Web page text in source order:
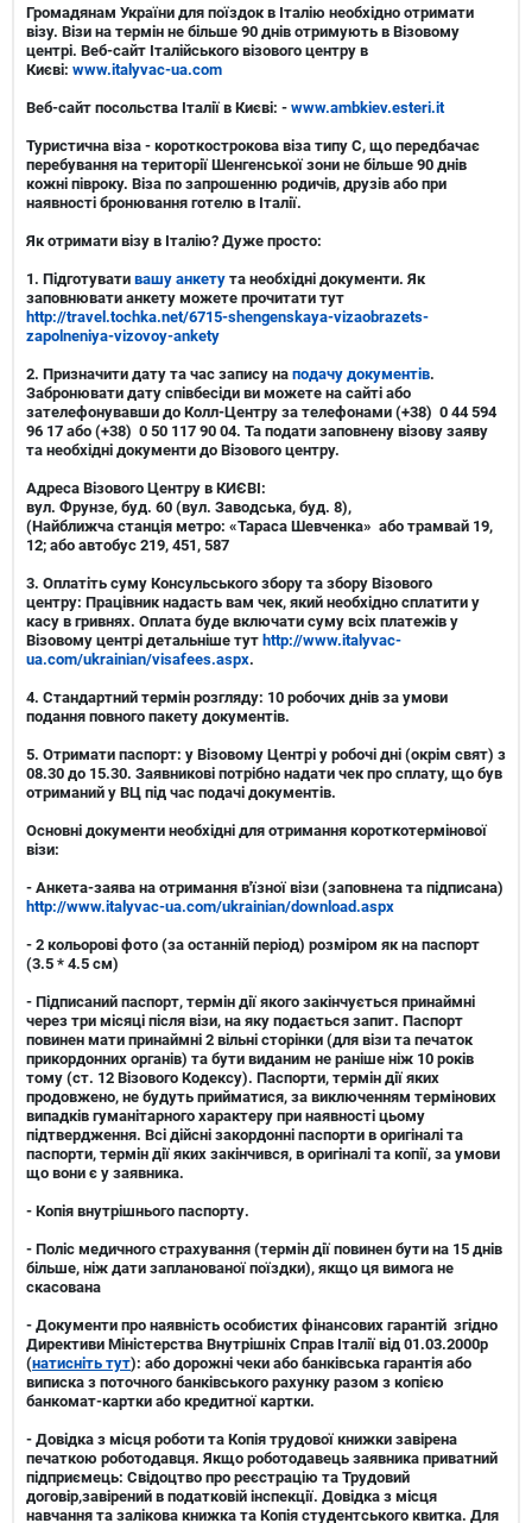
Громадянам України для поїздок в Італію необхідно отримати
візу. Візи на термін не більше 90 днів отримують в Візовому
центрі. Веб-сайт Італійського візового центру в
Києві: www.italyvac-ua.com
Веб-сайт посольства Італії в Києві: - www.ambkiev.esteri.it
Туристична віза - короткострокова віза типу С, що передбачає
перебування на території Шенгенської зони не більше 90 днів
кожні півроку. Віза по запрошенню родичів, друзів або при
наявності бронювання готелю в Італії.
Як отримати візу в Італію? Дуже просто:
1. Підготувати вашу анкету та необхідні документи. Як
заповнювати анкету можете прочитати тут
http://travel.tochka.net/6715-shengenskaya-vizaobrazets-
zapolneniya-vizovoy-ankety
2. Призначити дату та час запису на подачу документів.
Забронювати дату співбесіди ви можете на сайті або
зателефонувавши до Колл-Центру за телефонами (+38) 0 44 594
96 17 або (+38) 0 50 117 90 04. Та подати заповнену візову заяву
та необхідні документи до Візового центру.
Адреса Візового Центру в КИЄВІ:
вул. Фрунзе, буд. 60 (вул. Заводська, буд. 8),
(Найближча станція метро: «Тараса Шевченка» або трамвай 19,
12; або автобус 219, 451, 587
3. Оплатіть суму Консульського збору та збору Візового
центру: Працівник надасть вам чек, який необхідно сплатити у
касу в гривнях. Оплата буде включати суму всіх платежів у
Візовому центрі детальніше тут http://www.italyvac-
ua.com/ukrainian/visafees.aspx.
4. Стандартний термін розгляду: 10 робочих днів за умови
подання повного пакету документів.
5. Отримати паспорт: у Візовому Центрі у робочі дні (окрім свят) з
08.30 до 15.30. Заявникові потрібно надати чек про сплату, що був
отриманий у ВЦ під час подачі документів.
Основні документи необхідні для отримання короткотермінової
візи:
- Анкета-заява на отримання в'їзної візи (заповнена та підписана)
http://www.italyvac-ua.com/ukrainian/download.aspx
- 2 кольорові фото (за останній період) розміром як на паспорт
(3.5 * 4.5 см)
- Підписаний паспорт, термін дії якого закінчується принаймні
через три місяці після візи, на яку подається запит. Паспорт
повинен мати принаймні 2 вільні сторінки (для візи та печаток
прикордонних органів) та бути виданим не раніше ніж 10 років
тому (ст. 12 Візового Кодексу). Паспорти, термін дії яких
продовжено, не будуть прийматися, за виключенням термінових
випадків гуманітарного характеру при наявності цьому
підтвердження. Всі дійсні закордонні паспорти в оригіналі та
паспорти, термін дії яких закінчився, в оригіналі та копії, за умови
що вони є у заявника.
- Копія внутрішнього паспорту.
- Поліс медичного страхування (термін дії повинен бути на 15 днів
більше, ніж дати запланованої поїздки), якщо ця вимога не
скасована
- Документи про наявність особистих фінансових гарантій згідно
Директиви Міністерства Внутрішніх Справ Італії від 01.03.2000р
(натисніть тут): або дорожні чеки або банківська гарантія або
виписка з поточного банківського рахунку разом з копією
банкомат-картки або кредитної картки.
- Довідка з місця роботи та Копія трудової книжки завірена
печаткою роботодавця. Якщо роботодавець заявника приватний
підприємець: Свідоцтво про реєстрацію та Трудовий
договір,завірений в податковій інспекції. Довідка з місця
навчання та залікова книжка та Копія студентського квитка. Для